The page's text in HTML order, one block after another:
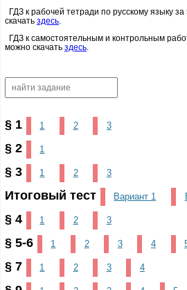
ГДЗ к рабочей тетради по русскому языку
скачать здесь
ГДЗ к самостоятельным и контрольным
можно скачать здесь
§ 1 1 2 3
§ 2 1
§ 3 1 2 3
Итоговый тест Вариант 1
§ 4 1 2 3
§ 5-6 1 2 3 4
§ 7 1 2 3 4